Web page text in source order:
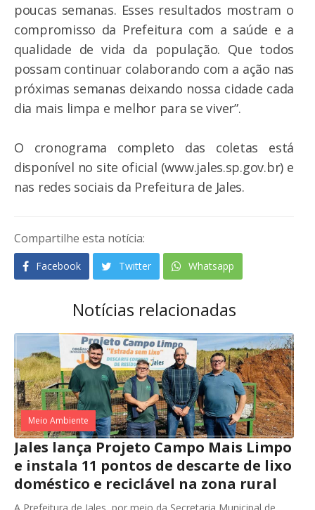
poucas semanas. Esses resultados mostram o
compromisso da Prefeitura com a saúde e a
qualidade de vida da população. Que todos
possam continuar colaborando com a ação nas
próximas semanas deixando nossa cidade cada
dia mais limpa e melhor para se viver”.
O cronograma completo das coletas está
disponível no site oficial (www.jales.sp.gov.br) e
nas redes sociais da Prefeitura de Jales.
Compartilhe esta notícia:
Facebook Twitter Whatsapp
Notícias relacionadas
Meio Ambiente
Jales lança Projeto Campo Mais Limpo
e instala 11 pontos de descarte de lixo
doméstico e reciclável na zona rural